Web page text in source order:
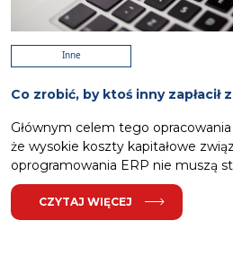
Inne
Co zrobić, by ktoś inny zapłacił
Głównym celem tego
że wysokie koszty kapitałowe
oprogramowania ERP nie muszą
CZYTAJ WIĘCEJ